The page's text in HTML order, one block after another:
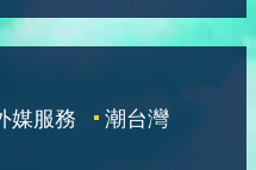
媒服務 潮台灣